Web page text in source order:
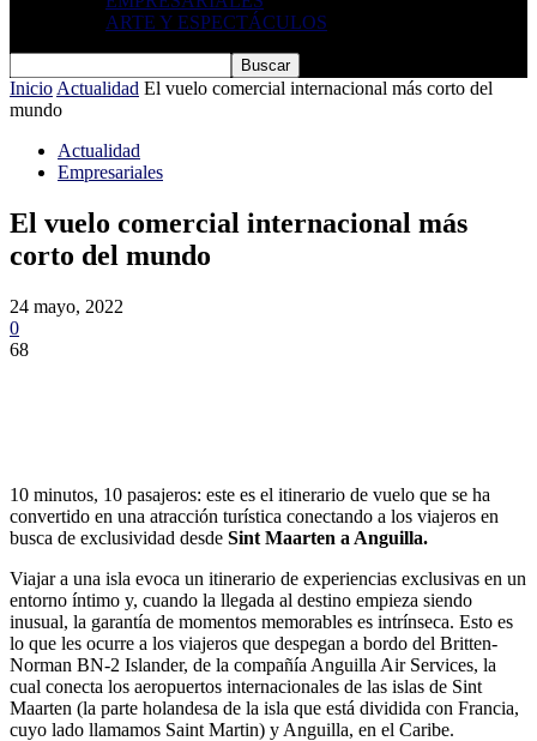
ARTE Y ESPECTÁCULOS
Inicio Actualidad El vuelo comercial internacional más corto del
mundo
Actualidad
Empresariales
El vuelo comercial internacional más
corto del mundo
24 mayo, 2022
0
68
10 minutos, 10 pasajeros: este es el itinerario de vuelo que se ha
convertido en una atracción turística conectando a los viajeros en
busca de exclusividad desde Sint Maarten a Anguilla.
Viajar a una isla evoca un itinerario de experiencias exclusivas en un
entorno íntimo y, cuando la llegada al destino empieza siendo
inusual, la garantía de momentos memorables es intrínseca. Esto es
lo que les ocurre a los viajeros que despegan a bordo del Britten-
Norman BN-2 Islander, de la compañía Anguilla Air Services, la
cual conecta los aeropuertos internacionales de las islas de Sint
Maarten (la parte holandesa de la isla que está dividida con Francia,
cuyo lado llamamos Saint Martin) y Anguilla, en el Caribe.